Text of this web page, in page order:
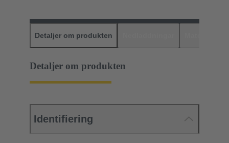
Detaljer om produkten
Detaljer om produkten
Identifiering